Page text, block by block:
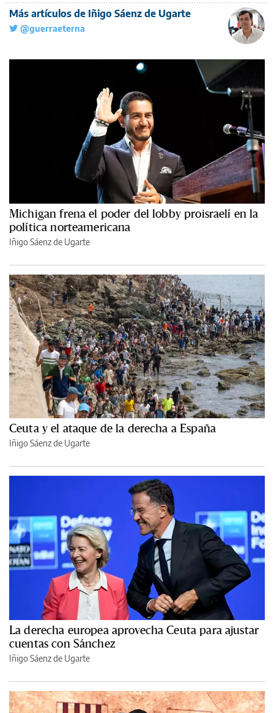
Más artículos de Iñigo Sáenz de Ugarte
@guerraeterna
Michigan frena el poder del lobby proisraelí en la
política norteamericana
Iñigo Sáenz de Ugarte
Ceuta y el ataque de la derecha a España
Iñigo Sáenz de Ugarte
La derecha europea aprovecha Ceuta para ajustar
cuentas con Sánchez
Iñigo Sáenz de Ugarte